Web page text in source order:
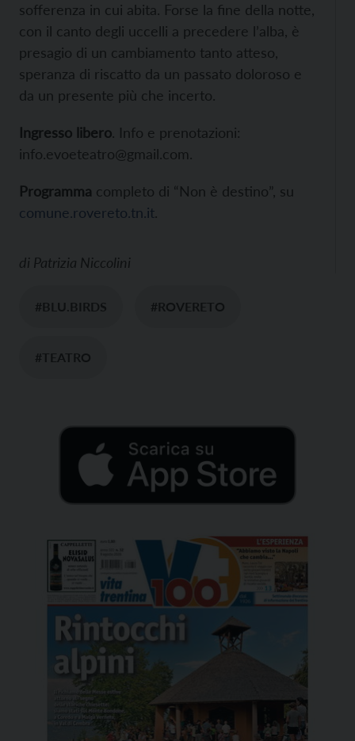
sofferenza in cui abita. Forse la fine della notte,
con il canto degli uccelli a precedere l’alba, è
presagio di un cambiamento tanto atteso,
speranza di riscatto da un passato doloroso e
da un presente più che incerto.
Ingresso libero. Info e prenotazioni:
info.evoeteatro@gmail.com.
Programma completo di “Non è destino”, su
comune.rovereto.tn.it.
di Patrizia Niccolini
#BLU.BIRDS #ROVERETO
#TEATRO